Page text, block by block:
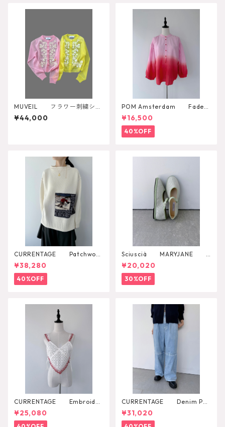
MUVEIL フラワー刺繍シア
ーカーディガン MA262KCD
001
¥44,000
POM Amsterdam Faded
Scarlet Red Blouse
¥16,500
40%OFF
CURRENTAGE Patchwork
Knit
¥38,280
40%OFF
Sciuscià MARYJANE
（ARTICHOKE）
¥20,020
30%OFF
CURRENTAGE Embroider
y Layared Blouse
¥25,080
CURRENTAGE Denim Pan
ts
¥31,020